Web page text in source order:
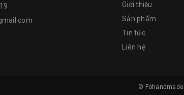
Giới thiệu
Sản phẩm
Tin tức
Liên hệ
© Fohandmade